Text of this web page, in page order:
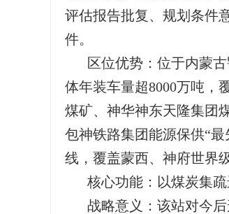
评估报告批复、规划条件
件。
区位优势‌：位于内蒙
体年装车量超8000万吨，
煤矿、神华神东天隆集团
包神铁路集团能源保供“
线，覆盖蒙西、神府世界
核心功能‌：以煤炭集
战略意义：该站对今